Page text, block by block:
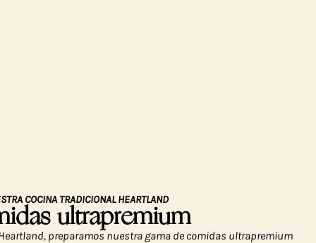
COCINA TRADICIONAL HEARTLAND
ultrapremium
preparamos nuestra gama de comidas ultrapremium